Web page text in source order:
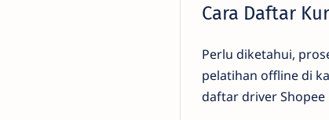
Cara Daftar
Perlu diketahui,
pelatihan offline di
daftar driver Shopee